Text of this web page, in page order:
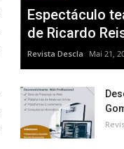
Espectáculo
de Ricardo
Revista Descla Mai 21,